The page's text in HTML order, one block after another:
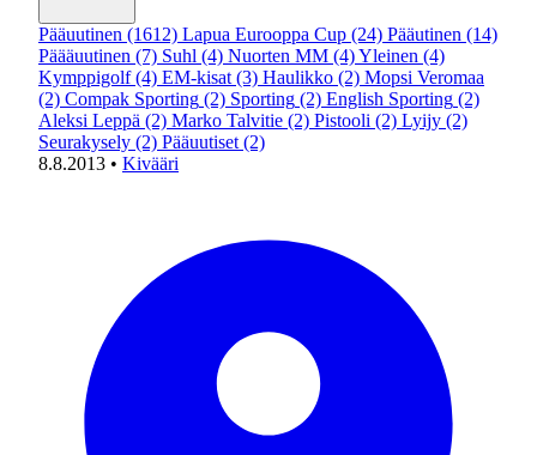
Pääuutinen (1612) Lapua Eurooppa Cup (24) Pääutinen (14)
Päääuutinen (7) Suhl (4) Nuorten MM (4)Yleinen (4)
Kymppigolf (4) EM-kisat (3) Haulikko (2) Mopsi Veromaa
(2) Compak Sporting (2) Sporting (2) English Sporting (2)
Aleksi Leppä (2) Marko Talvitie (2) Pistooli (2) Lyijy (2)
Seurakysely (2) Pääuutiset (2)
8.8.2013 • Kivääri